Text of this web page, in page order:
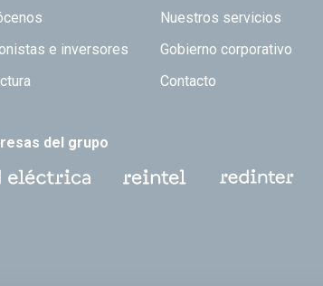
TOP Nuestros servicios
e inversores
Gobierno corporativo
Contacto
del grupo